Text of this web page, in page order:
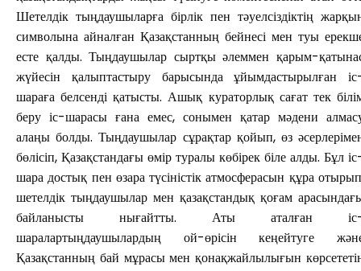
Шетелдік тыңдаушыларға бірлік пен тәуелсіздіктің
символына айналған Қазақстанның бейнесі мен туы
есте қалды. Тыңдаушылар сыртқы әлеммен қарым-
жүйесін қалыптастыру барысында ұйымдастырылған
шараға белсенді қатысты. Ашық кураторлық сағат тек
беру іс-шарасы ғана емес, сонымен қатар мәдени
алаңы болды. Тыңдаушылар сұрақтар қойып, өз
бөлісіп, Қазақстандағы өмір туралы көбірек біле алды. Бұл
шара достық пен өзара түсіністік атмосферасын құра
шетелдік тыңдаушылар мен қазақстандық қоғам
байланысты нығайтты. Аты аталған
шаралартыңдаушылардың ой-өрісін кеңейтуге
Қазақстанның бай мұрасы мен қонақжайлылығын